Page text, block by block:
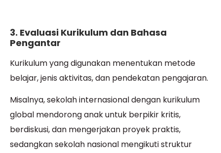
3. Evaluasi Kurikulum dan Bahasa
Pengantar
Kurikulum yang digunakan menentukan metode
belajar, jenis aktivitas, dan pendekatan pengajaran.
Misalnya, sekolah internasional dengan kurikulum
global mendorong anak untuk berpikir kritis,
berdiskusi, dan mengerjakan proyek praktis,
sedangkan sekolah nasional mengikuti struktur